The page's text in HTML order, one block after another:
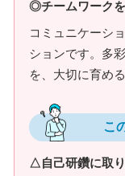
◎チームワーク
コミュニケーシ
ションです。多
を、大切に育め
こ
△自己研鑽に取